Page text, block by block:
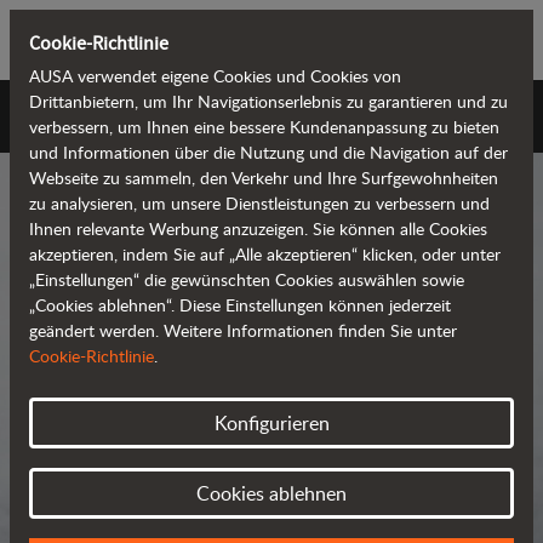
AUSA - Universum
AUSA - Universum
AUSA ist der weltweit führende
Hersteller von kompakten
geländegängigen Maschinen für den
Transport und die Bearbeitung von
Cookie-Richtlinie
AUSA verwendet eigene Cookies und Cookies von
Drittanbietern, um Ihr Navigationserlebnis zu garantieren und zu
verbessern, um Ihnen eine bessere Kundenanpassung zu bieten
und Informationen über die Nutzung und die Navigation auf der
Webseite zu sammeln, den Verkehr und Ihre Surfgewohnheiten
zu analysieren, um unsere Dienstleistungen zu verbessern und
Ihnen relevante Werbung anzuzeigen. Sie können alle Cookies
akzeptieren, indem Sie auf „Alle akzeptieren“ klicken, oder unter
„Einstellungen“ die gewünschten Cookies auswählen sowie
„Cookies ablehnen“. Diese Einstellungen können jederzeit
geändert werden. Weitere Informationen finden Sie unter
Cookie-Richtlinie.
Konfigurieren
Cookies ablehnen